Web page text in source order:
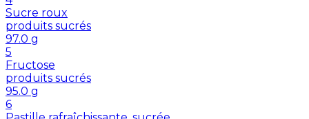
Sucre roux
produits sucrés
97.0 g
5
Fructose
produits sucrés
95.0 g
6